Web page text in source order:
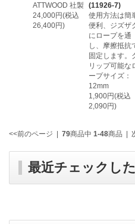
ATTWOOD 社製
24,000円(税込
26,400円)
(11926-7)
使用方法は簡
便利、ジズザ
にロープを通
し、摩擦抵抗
固定します。
リップ可能な
ープサイズ：
12mm
1,900円(税込
2,090円)
<<前のページ | 79商品中 1-48商品 |
最近チェックし